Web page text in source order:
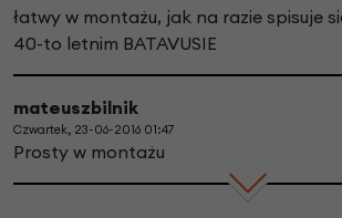
łatwy w montażu, jak na razie spisuje
40-to letnim BATAVUSIE
mateuszbilnik
Czwartek, 23-06-2016 01:47
Prosty w montażu